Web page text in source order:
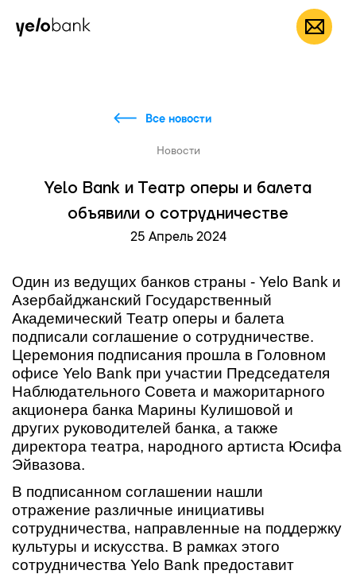
Частным лицам RU
Все новости
Новости
Yelo Bank и Театр оперы и балета
объявили о сотрудничестве
25 Апрель 2024
Один из ведущих банков страны - Yelo Bank и
Азербайджанский Государственный
Академический Театр оперы и балета
подписали соглашение о сотрудничестве.
Церемония подписания прошла в Головном
офисе Yelo Bank при участии Председателя
Наблюдательного Совета и мажоритарного
акционера банка Марины Кулишовой и
других руководителей банка, а также
директора театра, народного артиста Юсифа
Эйвазова.
В подписанном соглашении нашли
отражение различные инициативы
сотрудничества, направленные на поддержку
культуры и искусства. В рамках этого
сотрудничества Yelo Bank предоставит